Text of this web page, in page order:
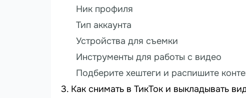
Ник профиля
Тип аккаунта
Устройства для съемки
Инструменты для работы с видео
Подберите хештеги и распишите
Как снимать в ТикТок и выкладывать